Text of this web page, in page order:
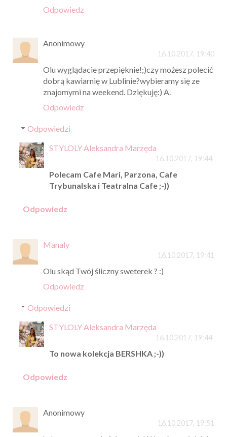
Odpowiedz
Anonimowy
16.10.2017, 19:40
Olu wyglądacie przepięknie!;)czy możesz polecić
dobrą kawiarnię w Lublinie?wybieramy się ze
znajomymi na weekend. Dziękuję:) A.
Odpowiedz
Odpowiedzi
STYLOLY Aleksandra Marzęda
16.10.2017, 19:44
Polecam Cafe Mari, Parzona, Cafe
Trybunalska i Teatralna Cafe ;-))
Odpowiedz
Manaly
16.10.2017, 19:41
Olu skąd Twój śliczny sweterek ? :)
Odpowiedz
Odpowiedzi
STYLOLY Aleksandra Marzęda
16.10.2017, 19:44
To nowa kolekcja BERSHKA ;-))
Odpowiedz
Anonimowy
16.10.2017, 19:51